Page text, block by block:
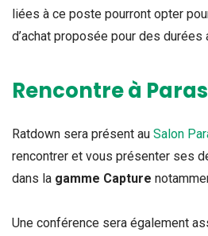
liées à ce poste pourront opter
d’achat proposée pour des durées
Rencontre à
Ratdown sera présent au Salon
rencontrer et vous présenter ses
dans la gamme Capture
Une conférence sera également